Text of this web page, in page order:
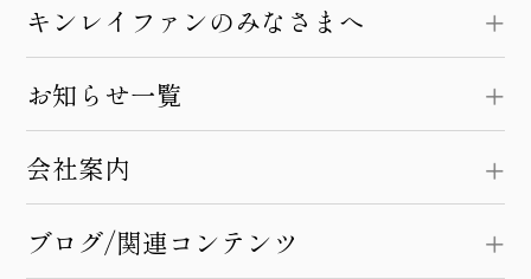
キンレイファンのみなさまへ
お知らせ一覧
会社案内
ブログ/関連コンテンツ